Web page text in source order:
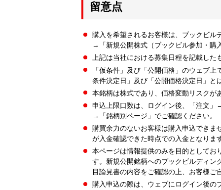
留意点
購入を希望されるお客様は、ブックビ
→「新規公開株式（ブックビル参加・購
上記は当社における募集日程を記載した
「仮条件」及び「公開価格」のウェブ
条件決定日」及び「公開価格決定日」と
本銘柄は株式であり、価格変動リスクが
申込上限口数は、ログイン後、「注文
→「銘柄別ページ」でご確認ください。
購買余力のないお客様は購入申込でき
が入金確認できた時点での入金となりま
本ページは情報提供のみを目的としてお
す。新規公開銘柄へのブックビルディン
目論見書の内容をご確認の上、お客様
購入申込の際は、ウェブにログイン後の